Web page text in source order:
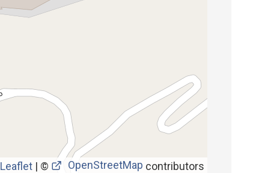
Leaflet | © OpenStreetMap contributors